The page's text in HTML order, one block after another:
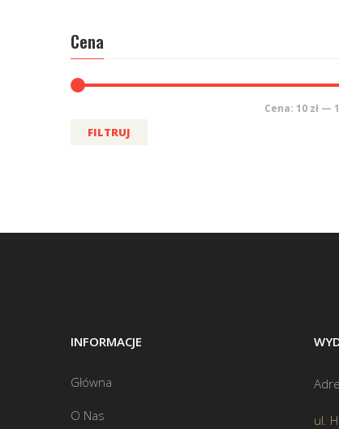
Cena
FILTRUJ
Cena: 10 zł —
INFORMACJE
Główna
O Nas ul.